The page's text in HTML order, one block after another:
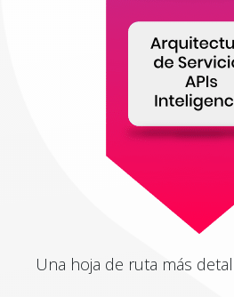
Una hoja de ruta más